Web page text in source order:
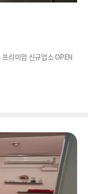
리미엄 신규업소 OPEN